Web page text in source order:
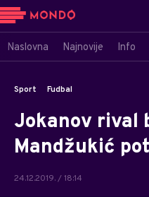
Naslovna Najnovije Info
Sport Fudbal
Jokanov rival
Mandžukić
24.12.2019. / 18:14